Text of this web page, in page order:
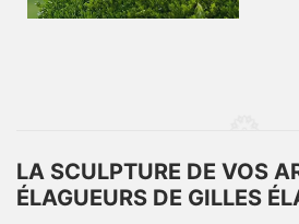
LA SCULPTURE DE VOS
ÉLAGUEURS DE GILLES